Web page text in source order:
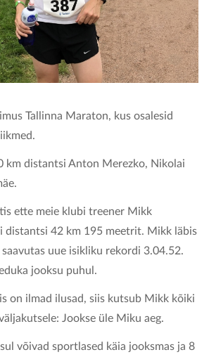
KONTAKT
Tallinna Maraton, kus osalesid
km distantsi Anton Merezko, Nikolai
ette meie klubi treener Mikk
distantsi 42 km 195 meetrit. Mikk läbis
uue isikliku rekordi 3.04.52.
jooksu puhul.
on ilmad ilusad, siis kutsub Mikk kõiki
Jookse üle Miku aeg.
võivad sportlased käia jooksmas ja 8